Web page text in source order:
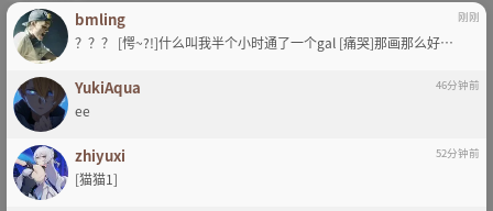
bmling 刚刚
？？？ [愕~?!]什么叫我半个小时通了一个gal [痛哭]那画那么好…
YukiAqua 46分钟前
ee
zhiyuxi 52分钟前
[猫猫1]